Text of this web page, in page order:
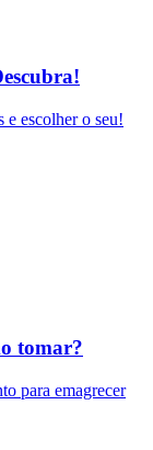
e escolher o seu!
tomar?
para emagrecer